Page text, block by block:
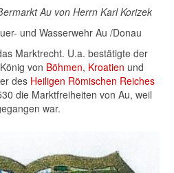
Au von Herrn Karl Korizek
und Wasserwehr Au /Donau
Marktrecht. U.a. bestätigte der
von Böhmen, Kroatien und
des Heiligen Römischen Reiches
die Marktfreiheiten von Au, weil
war.